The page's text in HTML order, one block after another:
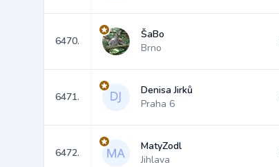
6470.
ŠaBo
Brno
6471.
Denisa Jirků
Praha 6
6472.
MatyZodl
Jihlava